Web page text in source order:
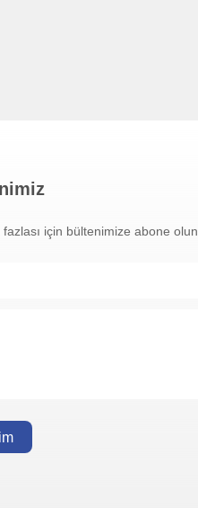
için bültenimize abone olun.